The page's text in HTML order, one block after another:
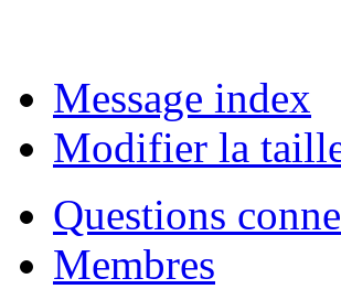
Message index
Modifier la
Questions
Membres